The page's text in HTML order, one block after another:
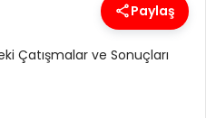
Paylaş